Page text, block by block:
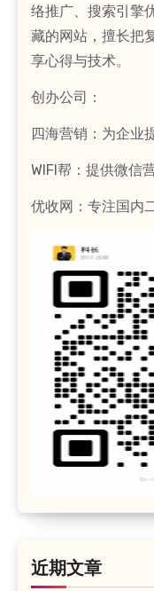
络推广、搜索引擎
藏的网站，擅长把
享心得与技术。
创办公司：
四海营销：为企业
WIFI帮：提供微信
优收网：专注国内
近期文章